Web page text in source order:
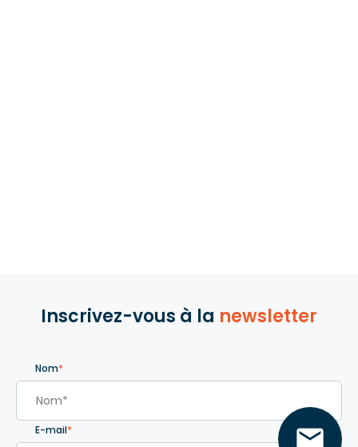
Inscrivez-vous à la newsletter
Nom*
E-mail* 